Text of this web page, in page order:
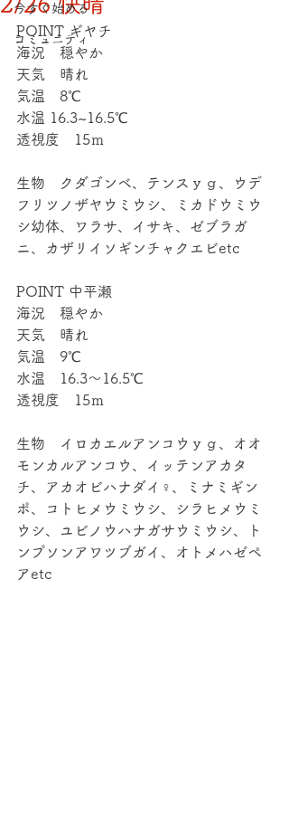
今すぐ始める
コミュニティ
POINT ギヤチ
海況　穏やか
天気　晴れ
気温　8℃
水温 16.3~16.5℃
透視度　15ｍ
生物　クダゴンベ、テンスｙｇ、ウデ
フリツノザヤウミウシ、ミカドウミウ
シ幼体、ワラサ、イサキ、ゼブラガ
ニ、カザリイソギンチャクエビetc
POINT 中平瀬
海況　穏やか
天気　晴れ
気温　9℃
水温　16.3～16.5℃
透視度　15ｍ
生物　イロカエルアンコウｙｇ、オオ
モンカルアンコウ、イッテンアカタ
チ、アカオビハナダイ♀、ミナミギン
ポ、コトヒメウミウシ、シラヒメウミ
ウシ、ユビノウハナガサウミウシ、ト
ンプソンアワツブガイ、オトメハゼペ
アetc